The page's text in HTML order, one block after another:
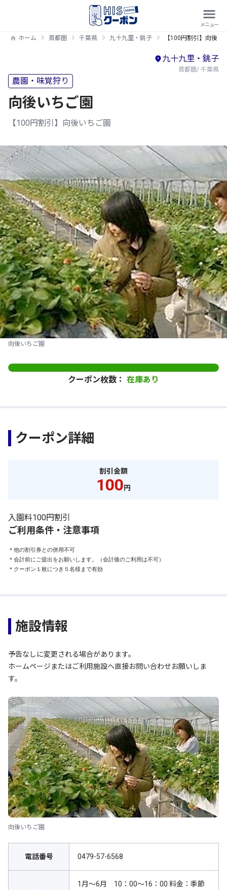
ホーム 首都圏 千葉県 九十九里・銚子 【100円割引】向後い
九十九里・銚子
首都圏/ 千葉県
農園・味覚狩り
向後いちご園
【100円割引】向後いちご園
向後いちご園
クーポン枚数： 在庫あり
クーポン詳細
割引金額
100円
入園料100円割引
ご利用条件・注意事項
＊他の割引券との併用不可
＊会計前にご提出をお願いします。（会計後のご利用は不可）
＊クーポン１枚につき５名様まで有効
施設情報
予告なしに変更される場合があります。
ホームページまたはご利用施設へ直接お問い合わせお願いしま
す。
向後いちご園
電話番号 0479-57-6568
1月～6月 10：00～16：00 料金：季節